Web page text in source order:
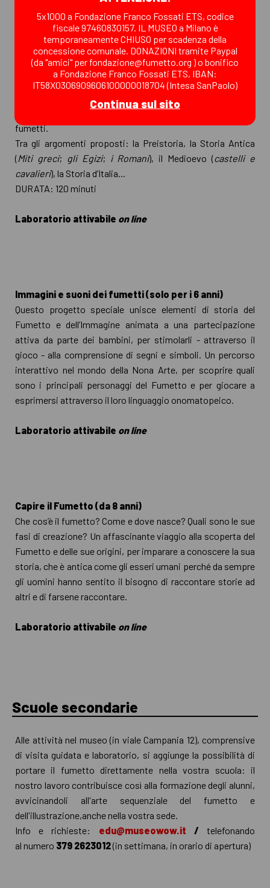
Obiettivo: promuovere lo studio e la comprensione della
Storia in modo insolito e accattivante attraverso l’arte del
Fumetto, offrendo un valido supporto all’insegnamento
multidisciplinare in ambito scolastico. Dopo aver mostrato
come gli autori di fumetti hanno affrontato un determinato
argomento storico, ci dedichiamo allo studio grafico dei
personaggi e dell’ambiente per realizzare una pagina a
fumetti.
Tra gli argomenti proposti: la Preistoria, la Storia Antica
(Miti greci; gli Egizi; i Romani), il Medioevo (castelli e
cavalieri), la Storia d’Italia...
DURATA: 120 minuti
Laboratorio attivabile on line
Immagini e suoni dei fumetti (solo per i 6 anni)
Questo progetto speciale unisce elementi di storia del
Fumetto e dell’Immagine animata a una partecipazione
attiva da parte dei bambini, per stimolarli - attraverso il
gioco - alla comprensione di segni e simboli. Un percorso
interattivo nel mondo della Nona Arte, per scoprire quali
sono i principali personaggi del Fumetto e per giocare a
esprimersi attraverso il loro linguaggio onomatopeico.
Laboratorio attivabile on line
Capire il Fumetto (da 8 anni)
Che cos’è il fumetto? Come e dove nasce? Quali sono le sue
fasi di creazione? Un affascinante viaggio alla scoperta del
Fumetto e delle sue origini, per imparare a conoscere la sua
storia, che è antica come gli esseri umani perché da sempre
gli uomini hanno sentito il bisogno di raccontare storie ad
altri e di farsene raccontare.
Laboratorio attivabile on line
Scuole secondarie
Alle attività nel museo (in viale Campania 12), comprensive
di visita guidata e laboratorio, si aggiunge la possibilità di
portare il fumetto direttamente nella vostra scuola: il
nostro lavoro contribuisce così alla formazione degli alunni,
avvicinandoli all'arte sequenziale del fumetto e
dell'illustrazione,anche nella vostra sede.
Info e richieste: edu@museowow.it /telefonando
al numero 379 2623012(in settimana, in orario di apertura)
5x1000 a Fondazione Franco Fossati ETS, codice
fiscale 97460830157. IL MUSEO a Milano è
temporaneamente CHIUSO per scadenza della
concessione comunale. DONAZIONI tramite Paypal
(da "amici" per fondazione@fumetto.org ) o bonifico
a Fondazione Franco Fossati ETS, IBAN:
IT58X0306909606100000018704 (Intesa SanPaolo)
Continua sul sito